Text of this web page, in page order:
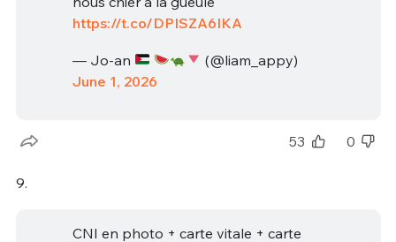
https://t.co/DPISZA6IKA
— Jo-an
(@liam_appy)
June 1, 2026
53 0
9.
CNI en photo + carte vitale + carte